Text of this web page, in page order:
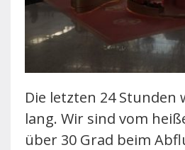
Die letzten 24 Stunden
lang. Wir sind vom
über 30 Grad beim